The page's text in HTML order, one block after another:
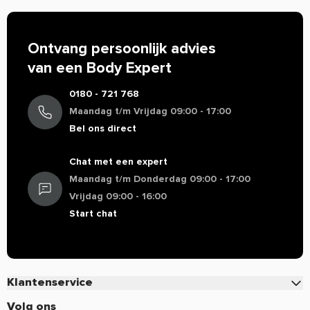
Simpel en effectief!
Ontvang persoonlijk advies
van een Body Expert
0180 - 721 768
Maandag t/m Vrijdag 09:00 - 17:00
Bel ons direct
Chat met een expert
Maandag t/m Donderdag 09:00 - 17:00
Vrijdag 09:00 - 16:00
Start chat
Klantenservice
Contact
Volg ons